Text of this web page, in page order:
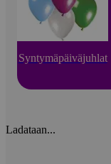
Syntymäpäiväjuhlat
Ladataan...